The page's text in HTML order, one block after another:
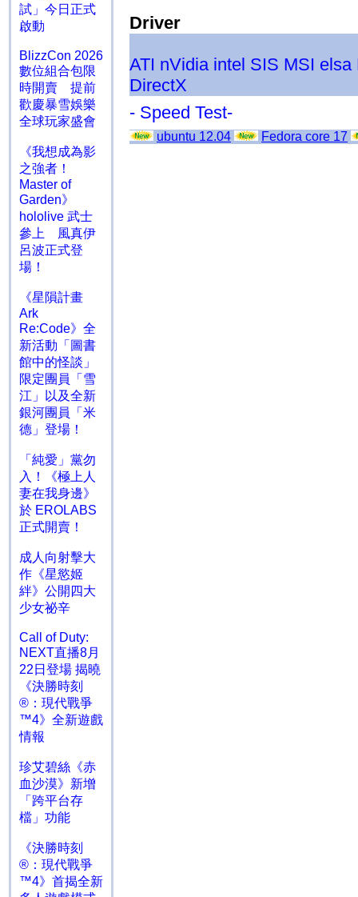
試」今日正式
啟動
BlizzCon 2026
數位組合包限
時開賣 提前
歡慶暴雪娛樂
全球玩家盛會
《我想成為影
之強者！
Master of
Garden》
hololive 武士
參上 風真伊
呂波正式登
場！
《星隕計畫
Ark
Re:Code》全
新活動「圖書
館中的怪談」
限定團員「雪
江」以及全新
銀河團員「米
德」登場！
「純愛」黨勿
入！《極上人
妻在我身邊》
於 EROLABS
正式開賣！
成人向射擊大
作《星慾姬
絆》公開四大
少女祕辛
Call of Duty:
NEXT直播8月
22日登場 揭曉
《決勝時刻
®：現代戰爭
™4》全新遊戲
情報
珍艾碧絲《赤
血沙漠》新增
「跨平台存
檔」功能
《決勝時刻
®：現代戰爭
™4》首揭全新
Driver
ATI nVidia intel SIS MSI elsa
DirectX
- Speed Test-
ubuntu 12.04 Fedora core 17